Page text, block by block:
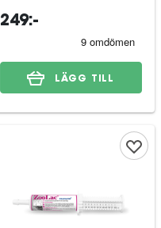
249:-
LÄGG TILL